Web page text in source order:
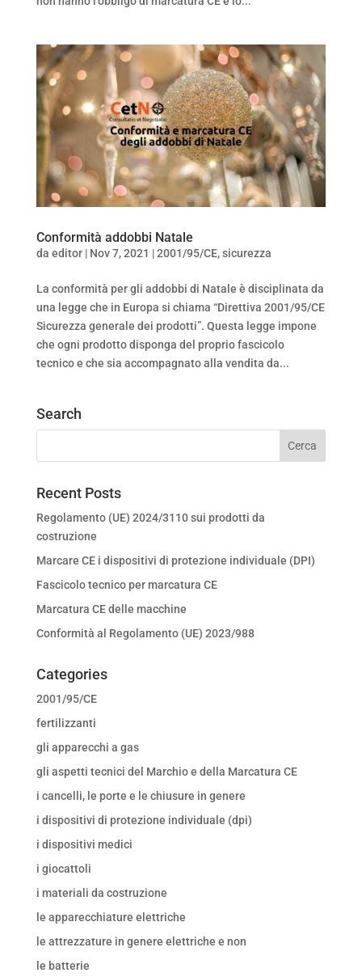
Conformità addobbi Natale
da editor| Nov 7, 2021 |2001/95/CE,sicurezza
La conformità per gli addobbi di Natale è disciplinata da
una legge che in Europa si chiama “Direttiva 2001/95/CE
Sicurezza generale dei prodotti”. Questa legge impone
che ogni prodotto disponga del proprio fascicolo
tecnico e che sia accompagnato alla vendita da...
Search
Recent Posts
Regolamento (UE) 2024/3110 sui prodotti da
costruzione
Marcare CE i dispositivi di protezione individuale (DPI)
Fascicolo tecnico per marcatura CE
Marcatura CE delle macchine
Conformità al Regolamento (UE) 2023/988
Categories
2001/95/CE
fertilizzanti
gli apparecchi a gas
gli aspetti tecnici del Marchio e della Marcatura CE
i cancelli, le porte e le chiusure in genere
i dispositivi di protezione individuale (dpi)
i dispositivi medici
i giocattoli
i materiali da costruzione
le apparecchiature elettriche
le attrezzature in genere elettriche e non
le batterie